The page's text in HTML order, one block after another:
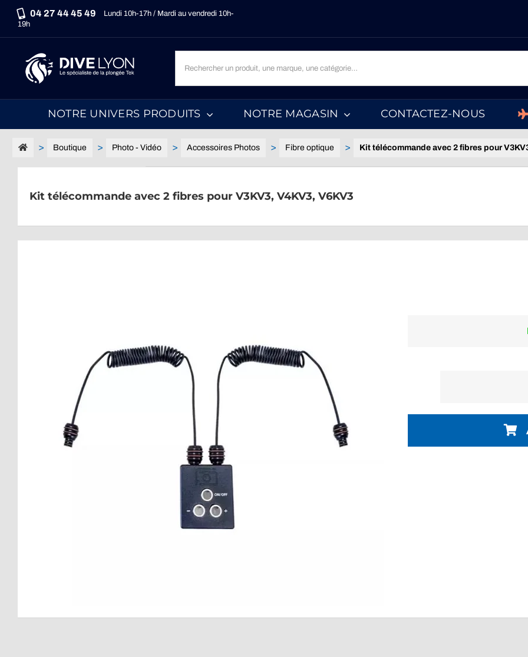
Passer
04 27 44 45 49
Lundi 10h-17h / Mardi au vendredi 10h-
19h
un
produit,
une
marque,
une
catégorie...
NOTRE UNIVERS PRODUITS NOTRE MAGASIN CONTACTEZ-NOUS
Boutique Photo - Vidéo Accessoires Photos Fibre optique Kit télécommande avec 2 fibres pour
Kit télécommande avec 2 fibres pour V3KV3, V4KV3, V6KV3